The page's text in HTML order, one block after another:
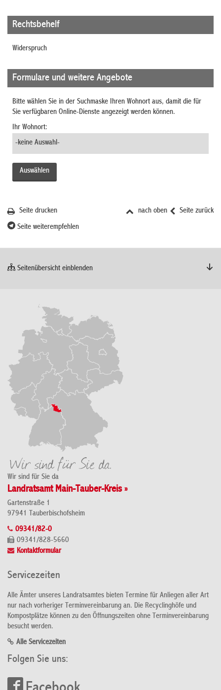
Rechtsbehelf
Widerspruch
Formulare und weitere Angebote
Bitte wählen Sie in der Suchmaske Ihren Wohnort aus, damit die für
Sie verfügbaren Online-Dienste angezeigt werden können.
Ihr Wohnort:
Seite zurück
nach oben
Seite drucken
Seite weiterempfehlen
Seitenübersicht einblenden
Wir sind für Sie da
Landratsamt Main-Tauber-Kreis »
Gartenstraße 1
97941 Tauberbischofsheim
09341/82-0
09341/828-5660
Kontaktformular
Servicezeiten
Alle Ämter unseres Landratsamtes bieten Termine für Anliegen aller Art
nur nach vorheriger Terminvereinbarung an. Die Recyclinghöfe und
Kompostplätze können zu den Öffnungszeiten ohne Terminvereinbarung
besucht werden.
Alle Servicezeiten
Folgen Sie uns: